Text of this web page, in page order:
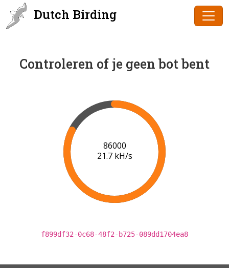
Dutch Birding
Controleren of je geen bot bent
86000
21.7 kH/s
f899df32-0c68-48f2-b725-089dd1704ea8